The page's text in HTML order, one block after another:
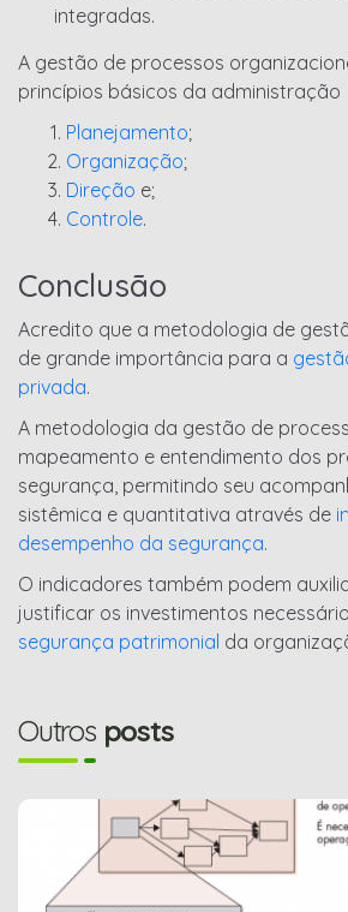
integradas.
A gestão de processos
princípios básicos da administração
Planejamento;
Organização;
Direção e;
Controle.
Conclusão
Acredito que a metodologia de
de grande importância para a
privada.
A metodologia da gestão de
mapeamento e entendimento dos
segurança, permitindo seu
sistêmica e quantitativa através de
desempenho da segurança.
O indicadores também podem
justificar os investimentos
segurança patrimonial da
Outros posts